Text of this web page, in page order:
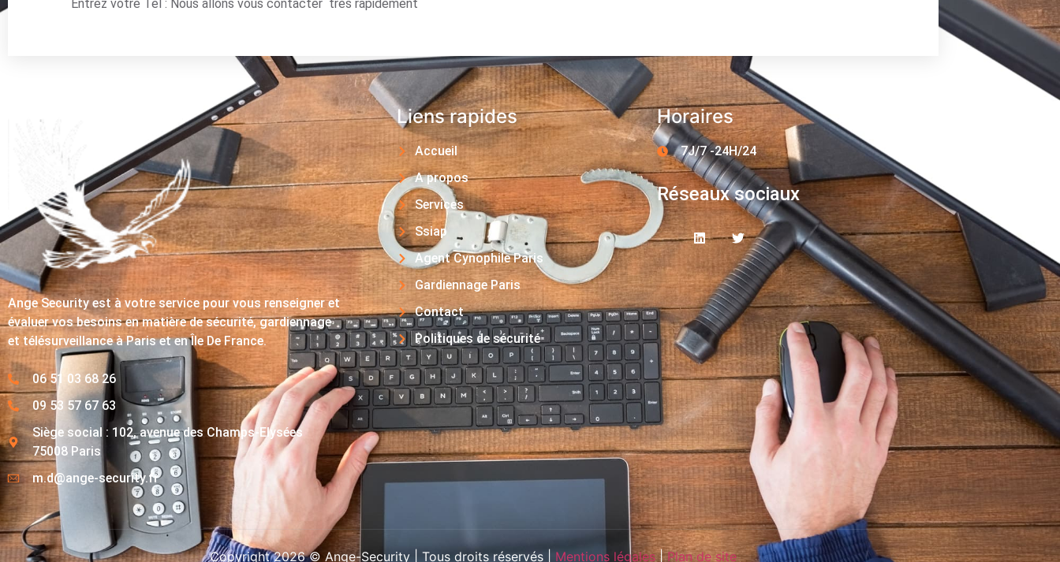
Entrez votre Tel : Nous allons vous contacter très rapidement
Ange Security est à votre service pour vous renseigner et
évaluer vos besoins en matière de sécurité, gardiennage
et télésurveillance à Paris et en Île De France.
06 51 03 68 26
09 53 57 67 63
Siège social : 102, avenue des Champs-Elysées
75008 Paris
m.d@ange-security.fr
Liens rapides
Accueil
A propos
Services
Ssiap
Agent Cynophile Paris
Gardiennage Paris
Contact
Politiques de sécurité
Horaires
7J/7 -24H/24
Réseaux sociaux
Copyright 2026 © Ange-Security | Tous droits réservés | Mentions légales|Plan de site